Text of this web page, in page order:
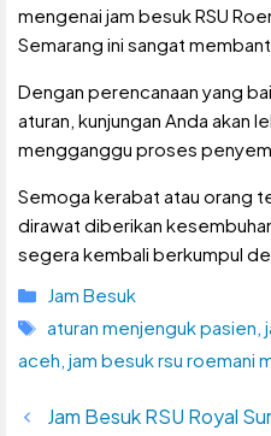
mengenai jam besuk RSU
Semarang ini sangat
Dengan perencanaan yang
aturan, kunjungan Anda akan
mengganggu proses
Semoga kerabat atau orang
dirawat diberikan
segera kembali berkumpul
Kategori
Jam Besuk
Tag
aturan menjenguk pasien,
aceh, jam besuk rsu roemani
Jam Besuk RSU Royal